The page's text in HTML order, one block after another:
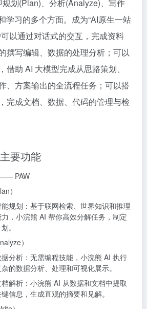
规划(Plan)、分析(Analyze)、写作
学习的多个方面。成为“AI原生一站
以通过对话式的交互，完成资料
撰写编辑、数据的处理分析；可以
借助 AI 大模型完成从思路策划、
、方案输出的全流程任务；可以搭
完成文档、数据、代码的管理与检
要功能
PAW
）
能规划：基于联网检索、世界知识和推理
，小浣熊 AI 帮你高效分解任务，制定
。
）
分析：无需编程技能，小浣熊 AI 执行
的数据分析、处理和可视化展示。
解析：小浣熊 AI 从数据和文档中提取
信息，生成直观的摘要和见解。